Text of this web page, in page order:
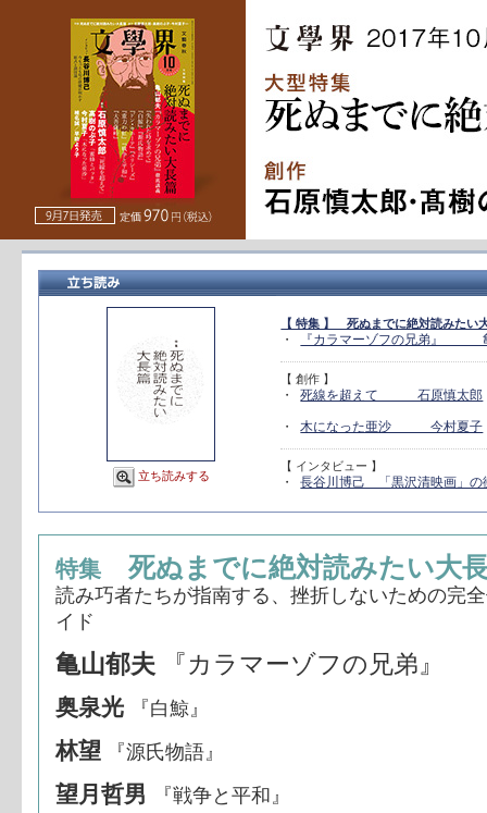
立ち読みする
【 特集 】 死ぬまでに絶対読みたい
・ 『カラマーゾフの兄弟』
【 創作 】
・死線を超えて 石原慎太郎
・木になった亜沙 今村夏子
【 インタビュー 】
・長谷川博己 「黒沢清映画」の
特集 死ぬまでに絶対読みたい大
読み巧者たちが指南する、挫折しないための完
イド
亀山郁夫 『カラマーゾフの兄弟』
奥泉光 『白鯨』
林望 『源氏物語』
望月哲男 『戦争と平和』